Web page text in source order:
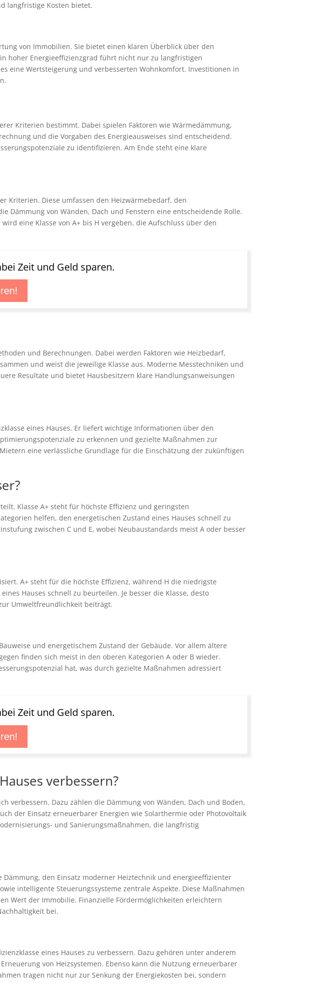
langfristige Kosten bietet.
von Immobilien. Sie bietet einen klaren Überblick über den
hoher Energieeffizienzgrad führt nicht nur zu langfristigen
eine Wertsteigerung und verbesserten Wohnkomfort. Investitionen in
Kriterien bestimmt. Dabei spielen Faktoren wie Wärmedämmung,
und die Vorgaben des Energieausweises sind entscheidend.
zu identifizieren. Am Ende steht eine klare
Kriterien. Diese umfassen den Heizwärmebedarf, den
Dämmung von Wänden, Dach und Fenstern eine entscheidende Rolle.
eine Klasse von A+ bis H vergeben, die Aufschluss über den
Zeit und Geld sparen.
und Berechnungen. Dabei werden Faktoren wie Heizbedarf,
und weist die jeweilige Klasse aus. Moderne Messtechniken und
Resultate und bietet Hausbesitzern klare Handlungsanweisungen
eines Hauses. Er liefert wichtige Informationen über den
zu erkennen und gezielte Maßnahmen zur
eine verlässliche Grundlage für die Einschätzung der zukünftigen
Klasse A+ steht für höchste Effizienz und geringsten
helfen, den energetischen Zustand eines Hauses schnell zu
zwischen C und E, wobei Neubaustandards meist A oder besser
A+ steht für die höchste Effizienz, während H die niedrigste
Hauses schnell zu beurteilen. Je besser die Klasse, desto
Umweltfreundlichkeit beiträgt.
und energetischem Zustand der Gebäude. Vor allem ältere
finden sich meist in den oberen Kategorien A oder B wieder.
hat, was durch gezielte Maßnahmen adressiert
Zeit und Geld sparen.
verbessern?
verbessern. Dazu zählen die Dämmung von Wänden, Dach und Boden,
der Einsatz erneuerbarer Energien wie Solarthermie oder Photovoltaik
und Sanierungsmaßnahmen, die langfristig
den Einsatz moderner Heiztechnik und energieeffizienter
intelligente Steuerungssysteme zentrale Aspekte. Diese Maßnahmen
Wert der Immobilie. Finanzielle Fördermöglichkeiten erleichtern
bei.
eines Hauses zu verbessern. Dazu gehören unter anderem
von Heizsystemen. Ebenso kann die Nutzung erneuerbarer
tragen nicht nur zur Senkung der Energiekosten bei, sondern